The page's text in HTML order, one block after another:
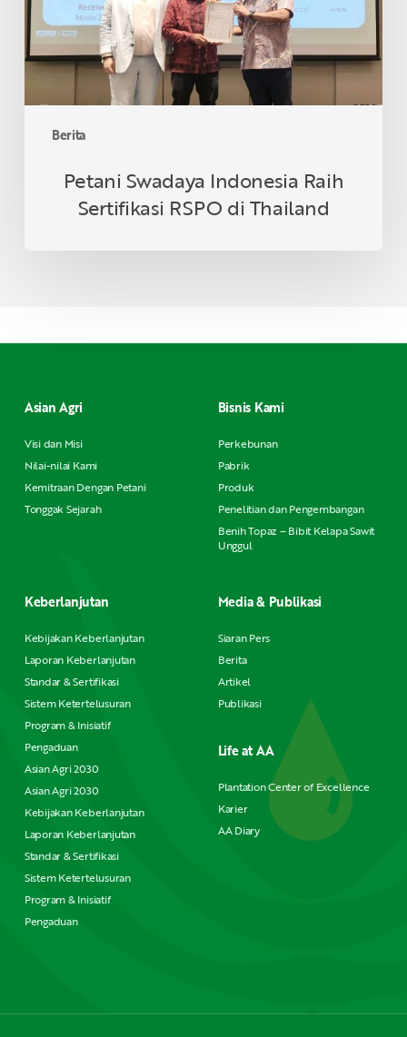
Berita
di
Thailand
Petani Swadaya Indonesia Raih
Sertifikasi RSPO di Thailand
Asian Agri
Visi dan Misi
Nilai-nilai Kami
Kemitraan Dengan Petani
Tonggak Sejarah
Bisnis Kami
Perkebunan
Pabrik
Produk
Penelitian dan Pengembangan
Benih Topaz – Bibit Kelapa Sawit
Unggul
Keberlanjutan
Kebijakan Keberlanjutan
Laporan Keberlanjutan
Standar & Sertifikasi
Sistem Ketertelusuran
Program & Inisiatif
Pengaduan
Asian Agri 2030
Asian Agri 2030
Kebijakan Keberlanjutan
Laporan Keberlanjutan
Standar & Sertifikasi
Sistem Ketertelusuran
Program & Inisiatif
Pengaduan
Media & Publikasi
Siaran Pers
Berita
Artikel
Publikasi
Life at AA
Plantation Center of Excellence
Karier
AA Diary